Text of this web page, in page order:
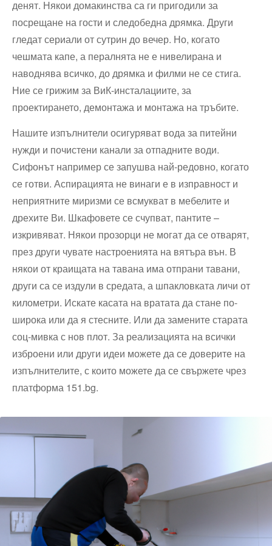
денят. Някои домакинства са ги пригодили за
посрещане на гости и следобедна дрямка. Други
гледат сериали от сутрин до вечер. Но, когато
чешмата капе, а пералнята не е нивелирана и
наводнява всичко, до дрямка и филми не се стига.
Ние се грижим за ВиК-инсталациите, за
проектирането, демонтажа и монтажа на тръбите.
Нашите изпълнители осигуряват вода за питейни
нужди и почистени канали за отпадните води.
Сифонът например се запушва най-редовно, когато
се готви. Аспирацията не винаги е в изправност и
неприятните миризми се всмукват в мебелите и
дрехите Ви. Шкафовете се счупват, пантите –
изкривяват. Някои прозорци не могат да се отварят,
през други чувате настроенията на вятъра вън. В
някои от краищата на тавана има отпрани тавани,
други са се издули в средата, а шпакловката личи от
километри. Искате касата на вратата да стане по-
широка или да я стесните. Или да замените старата
соц-мивка с нов плот. За реализацията на всички
изброени или други идеи можете да се доверите на
изпълнителите, с които можете да се свържете чрез
платформа 151.bg.